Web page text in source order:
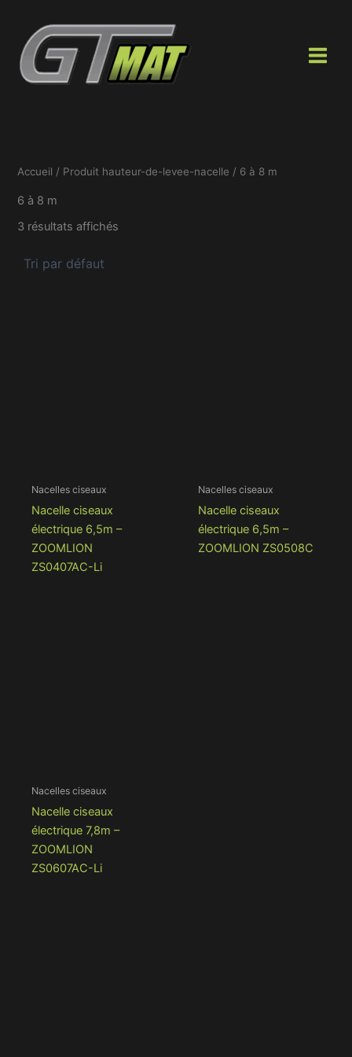
contenu
Accueil / Produit hauteur-de-levee-nacelle / 6 à 8 m
6 à 8 m
3 résultats affichés
Nacelles ciseaux
Nacelle ciseaux
électrique 6,5m –
ZOOMLION
ZS0407AC-Li
Nacelles ciseaux
Nacelle ciseaux
électrique 6,5m –
ZOOMLION ZS0508C
Nacelles ciseaux
Nacelle ciseaux
électrique 7,8m –
ZOOMLION
ZS0607AC-Li